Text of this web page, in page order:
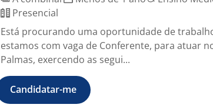
Presencial
Está procurando uma oportunidade de
estamos com vaga de Conferente, para atuar
Palmas, exercendo as segui...
Candidatar-me